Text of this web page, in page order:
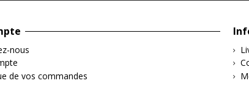
nous
de vos commandes